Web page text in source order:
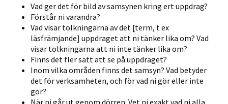
Vad ger det för bild av samsynen kring ert uppdrag?
Förstår ni varandra?
Vad visar tolkningarna av det [term, t ex
läsfrämjande] uppdraget att ni tänker lika om? Vad
visar tolkningarna att ni inte tänker lika om?
Finns det fler sätt att se på uppdraget?
Inom vilka områden finns det samsyn? Vad betyder
det för verksamheten, och för vad ni gör eller inte
gör?
När ni går ut genom dörren: Vet ni exakt vad ni alla